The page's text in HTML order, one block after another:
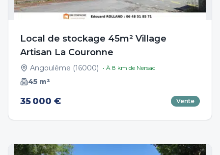
Local de stockage 45m² Village
Artisan La Couronne
Angoulême (16000) • À 8 km de Nersac
45 m²
35 000 € Vente